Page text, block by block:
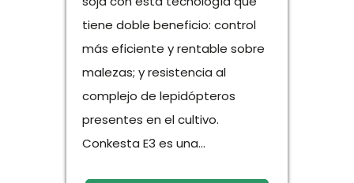
tiene doble beneficio: control
más eficiente y rentable sobre
malezas; y resistencia al
complejo de lepidópteros
presentes en el cultivo.
Conkesta E3 es una...